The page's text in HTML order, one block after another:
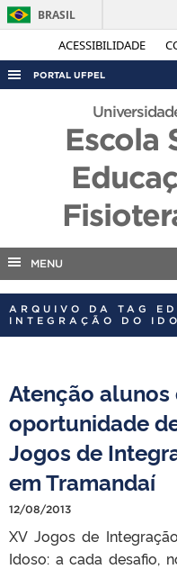
ACESSIBILIDADE
BRASIL
PORTAL UFPEL
ACESSO À INFORMAÇÃO
AUDITORIA
COBALTO
EDITAIS
INTERNACIONAL
PORTARIAS
Escola
MENU
ARQUIVO DA TAG
INTEGRAÇÃO DO
Atenção alunos
oportunidade
Jogos de
em Tramandaí
12/08/2013
XV Jogos de
Idoso: a cada desafio,